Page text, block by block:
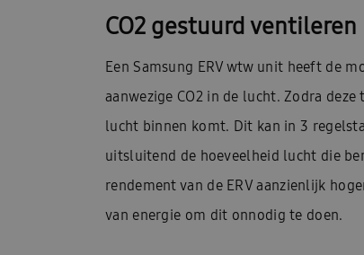
CO2 gestuurd ventileren
Een Samsung ERV wtw unit heeft de
aanwezige CO2 in de lucht. Zodra
lucht binnen komt. Dit kan in 3
uitsluitend de hoeveelheid lucht die
rendement van de ERV aanzienlijk
van energie om dit onnodig te doen.